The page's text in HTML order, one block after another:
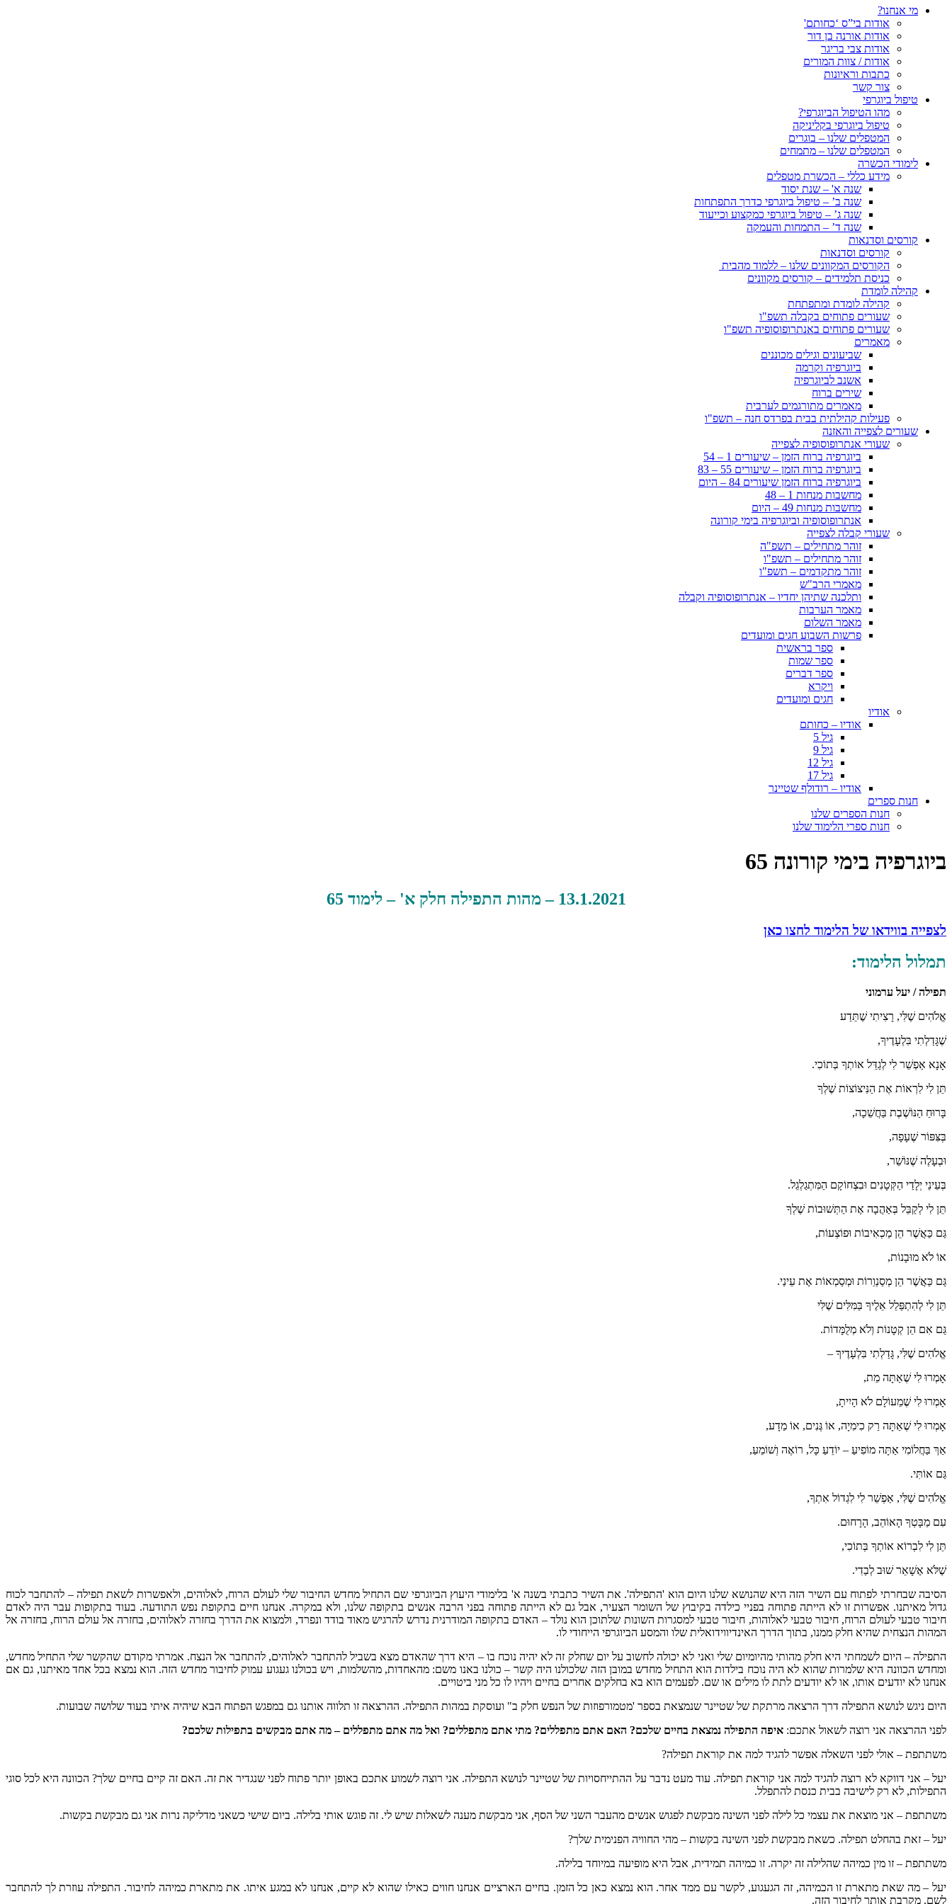
מי אנחנו?
אודות בי”ס ‘כחותם'
אודות אורנה בן דור
אודות צבי בריגר
אודות / צוות המורים
כתבות וראיונות
צור קשר
טיפול ביוגרפי
מהו הטיפול הביוגרפי?
טיפול ביוגרפי בקליניקה
המטפלים שלנו – בוגרים
המטפלים שלנו – מתמחים
לימודי הכשרה
מידע כללי – הכשרת מטפלים
שנה א' – שנת יסוד
שנה ב’ – טיפול ביוגרפי כדרך התפתחות
שנה ג’ – טיפול ביוגרפי כמקצוע וכייעוד
שנה ד’ – התמחות והעמקה
קורסים וסדנאות
קורסים וסדנאות
הקורסים המקוונים שלנו – ללמוד מהבית
כניסת תלמידים – קורסים מקוונים
קהילה לומדת
קהילה לומדת ומתפתחת
שעורים פתוחים בקבלה תשפ"ו
שעורים פתוחים באנתרופוסופיה תשפ"ו
מאמרים
שביעונים וגילים מכוננים
ביוגרפיה וקרמה
אשנב לביוגרפיה
שירים ברוח
מאמרים מתורגמים לערבית
פעילות קהילתית בבית בפרדס חנה – תשפ"ו
שעורים לצפייה והאזנה
שעורי אנתרופוסופיה לצפייה
ביוגרפיה ברוח הזמן – שיעורים 1 – 54
ביוגרפיה ברוח הזמן – שיעורים 55 – 83
ביוגרפיה ברוח הזמן שיעורים 84 – היום
מחשבות מנחות 1 – 48
מחשבות מנחות 49 – היום
אנתרופוסופיה וביוגרפיה בימי קורונה
שעורי קבלה לצפייה
זוהר מתחילים – תשפ"ה
זוהר מתחילים – תשפ"ו
זוהר מתקדמים – תשפ"ו
מאמרי הרב"ש
ותלכנה שתיהן יחדיו – אנתרופוסופיה וקבלה
מאמר הערבות
מאמר השלום
פרשות השבוע חגים ומועדים
ספר בראשית
ספר שמות
ספר דברים
ויקרא
חגים ומועדים
אודיו
אודיו – כחותם
גיל 5
גיל 9
גיל 12
גיל 17
אודיו – רודולף שטיינר
חנות ספרים
חנות הספרים שלנו
חנות ספרי הלימוד שלנו
ביוגרפיה בימי קורונה 65
13.1.2021 – מהות התפילה חלק א' – לימוד 65
לצפייה בווידאו של הלימוד לחצו כאן
תמלול הלימוד:
תפילה / יעל ערמוני
אֱלֹהִים שֶׁלִּי, רָצִיתִי שֶׁתֵּדַע
שֶׁגָּדַלְתִי בִּלְעָדֶיךָ,
אָנָא אַפְשֵׁר לִי לְגַדֵּל אוֹתְךָ בְּתוֹכִי.
תֵּן לִי לִרְאוֹת אֶת הַנִּיצוֹצוֹת שֶׁלְךָ
בָּרוּחַ הַנּוֹשֶׁבֶת בַּחֲשֵׁכָה,
בְּצִּפּוֹר שֶׁעָפָה,
וּבְעָלֶה שֶׁנּוֹשֵׁר,
בְּעֵינֵי יְלָדַי הַקְּטָנִים וּבִצְחוֹקָם הַמִּתְגַלְגֵל.
תֵּן לִי לְקַבֵּל בְּאַהֲבָה אֶת הַתְּשׁוּבוֹת שֶׁלְךָ
גַּם כַּאֲשֶׁר הֵן מַכְאִיבוֹת וּפוֹצְעוֹת,
אוֹ לֹא מוּבָנוֹת,
גַּם כַּאֲשֶׁר הֵן מְסַנְוֵרוֹת וּמְסַמְאוֹת אֶת עֵינַי.
תֵּן לִי לְהִתְפַּלֵל אֵלֶיךָ בַּמִּלִּים שֶׁלִּי
גַּם אִם הֵן קְטָנוֹת וְלֹא מְלֻמָּדוֹת.
אֱלֹהִים שֶׁלִּי, גָּדַלְתִי בִּלְעָדֶיךָ –
אָמְרוּ לִי שֶׁאַתָּה מֵת,
אָמְרוּ לִי שֶׁמֵעוֹלָם לֹא הָיִיתָ,
אָמְרוּ לִי שֶׁאַתָּה רַק כִימִיָה, אוֹ גֶּנִים, אוֹ מַדָע,
אַךְ בַּחֲלוֹמִי אַתָּה מוֹפִיעַ – יוֹדֵעַ כָּל, רוֹאֶה וְשׁוֹמֵעַ,
גַּם אוֹתִּי.
אֱלֹהִים שֶׁלִּי, אַפְשֵׁר לִי לִגְדוֹל אִתְךָ,
עִם מַבָּטְךָ הָאוֹהֵב, הָרָחוּם.
תֵּן לִי לִבְרוֹא אוֹתְךָ בְּתוֹכִי,
שֶׁלֹּא אֶשָׁאֵר שׁוּב לְבַדִי.
הסיבה שבחרתי לפתוח עם השיר הזה היא שהנושא שלנו היום הוא 'התפילה'. את השיר כתבתי בשנה א' בלימודי היעוץ הביוגרפי שם התחיל מחדש החיבור שלי לעולם הרוח, לאלוהים, ולאפשרות לשאת תפילה – להתחבר לכוח
גדול מאיתנו. אפשרות זו לא הייתה פתוחה בפניי כילדה בקיבוץ של השומר הצעיר, אבל גם לא הייתה פתוחה בפני הרבה אנשים בתקופה שלנו, ולא במקרה. אנחנו חיים בתקופת נפש התודעה. בעוד בתקופות עבר היה לאדם
חיבור טבעי לעולם הרוח, חיבור טבעי לאלוהות, חיבור טבעי למסגרות השונות שלתוכן הוא נולד – האדם בתקופה המודרנית נדרש להרגיש מאוד בודד ונפרד, ולמצוא את הדרך בחזרה לאלוהים, בחזרה אל עולם הרוח, בחזרה אל
המהות הנצחית שהיא חלק ממנו, בתוך הדרך האינדיווידואלית שלו והמסע הביוגרפי הייחודי לו.
התפילה – היום לשמחתי היא חלק מהותי מהיומיום שלי ואני לא יכולה לחשוב על יום שחלק זה לא יהיה נוכח בו – היא דרך שהאדם מצא בשביל להתחבר לאלוהים, להתחבר אל הנצח. אמרתי מקודם שהקשר שלי התחיל מחדש,
ומחדש הכוונה היא שלמרות שהוא לא היה נוכח בילדות הוא התחיל מחדש במובן הזה שלכולנו היה קשר – כולנו באנו משם: מהאחדות, מהשלמות, ויש בכולנו געגוע עמוק לחיבור מחדש הזה. הוא נמצא בכל אחד מאיתנו, גם אם
אנחנו לא יודעים אותו, או לא יודעים לתת לו מילים או שם. לפעמים הוא בא בחלקים אחרים בחיים ויהיו לו כל מני ביטויים.
היום ניגש לנושא התפילה דרך הרצאה מרתקת של שטיינר שנמצאת בספר 'מטמורפוזות של הנפש חלק ב" ועוסקת במהות התפילה. ההרצאה זו תלווה אותנו גם במפגש הפתוח הבא שיהיה איתי בעוד שלושה שבועות.
לפני ההרצאה אני רוצה לשאול אתכם: איפה התפילה נמצאת בחיים שלכם? האם אתם מתפללים? מתי אתם מתפללים? ואל מה אתם מתפללים – מה אתם מבקשים בתפילות שלכם?
משתתפת – אולי לפני השאלה אפשר להגיד למה את קוראת תפילה?
יעל – אני דווקא לא רוצה להגיד למה אני קוראת תפילה. עוד מעט נדבר על ההתייחסויות של שטיינר לנושא התפילה. אני רוצה לשמוע אתכם באופן יותר פתוח לפני שנגדיר את זה. האם זה קיים בחיים שלך? הכוונה היא לכל סוגי
התפילות, לא רק לישיבה בבית כנסת להתפלל.
משתתפת – אני מוצאת את עצמי כל לילה לפני השינה מבקשת לפגוש אנשים מהעבר השני של הסף, אני מבקשת מענה לשאלות שיש לי. זה פוגש אותי בלילה. ביום שישי כשאני מדליקה נרות אני גם מבקשת בקשות.
יעל – זאת בהחלט תפילה. כשאת מבקשת לפני השינה בקשות – מהי החוויה הפנימית שלך?
משתתפת – זו מין כמיהה שהלילה זה יקרה. זו כמיהה תמידית, אבל היא מופיעה במיוחד בלילה.
יעל – מה שאת מתארת זו הכמיהה, זה הגעגוע, לקשר עם ממד אחר. הוא נמצא כאן כל הזמן. בחיים הארציים אנחנו חווים כאילו שהוא לא קיים, אנחנו לא במגע איתו. את מתארת כמיהה לחיבור. התפילה עוזרת לך להתחבר
לשם. מקרבת אותך לחיבור הזה.